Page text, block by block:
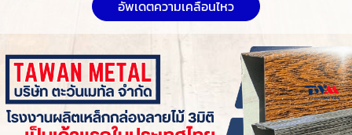
อัพเดตความเคลื่อนไหว